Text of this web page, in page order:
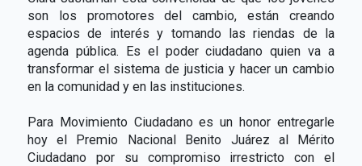
son los promotores del cambio, están creando
espacios de interés y tomando las riendas de la
agenda pública. Es el poder ciudadano quien va a
transformar el sistema de justicia y hacer un cambio
en la comunidad y en las instituciones.
Para Movimiento Ciudadano es un honor entregarle
hoy el Premio Nacional Benito Juárez al Mérito
Ciudadano por su compromiso irrestricto con el